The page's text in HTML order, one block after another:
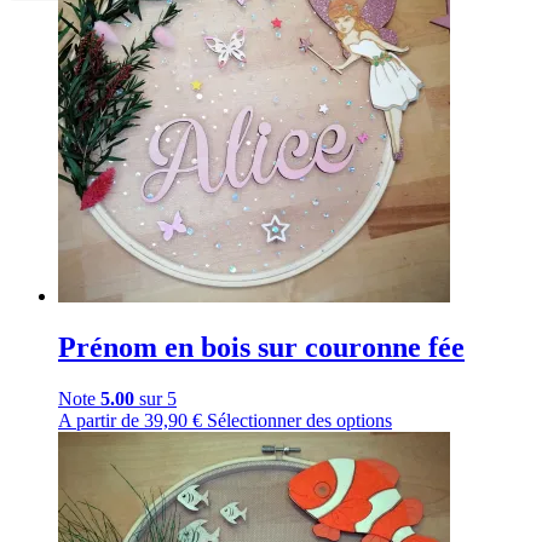
Prénom en bois sur couronne fée
Note 5.00 sur 5
A partir de 39,90 € Sélectionner des options